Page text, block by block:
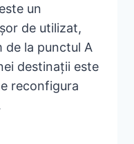
un
de utilizat,
de la punctul A
destinații este
reconfigura